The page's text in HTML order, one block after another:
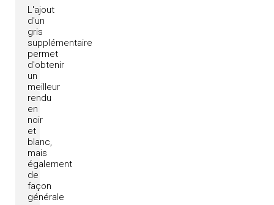
L'ajout
d'un
gris
supplémentaire
permet
d'obtenir
un
meilleur
rendu
en
noir
et
blanc,
mais
également
de
façon
générale